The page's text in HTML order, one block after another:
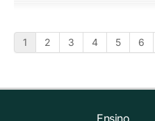
1 2 3 4 5 6
Ensino